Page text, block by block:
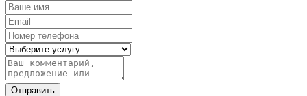
Отправить